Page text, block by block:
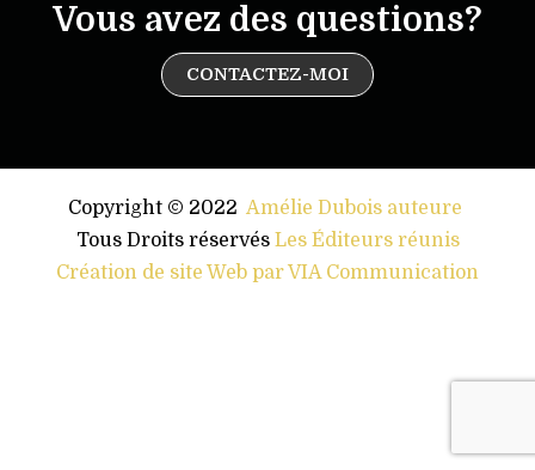
Vous avez des questions?
CONTACTEZ-MOI
Copyright © 2022 Amélie Dubois auteure
Tous Droits réservés Les Éditeurs réunis
Création de site Web par VIA Communication